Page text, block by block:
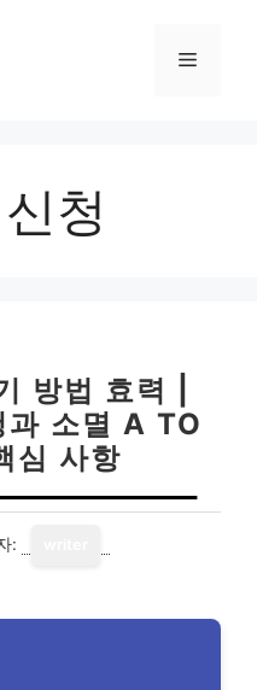
메
청
방법 효력 |
과 소멸 A TO
심 사항
: